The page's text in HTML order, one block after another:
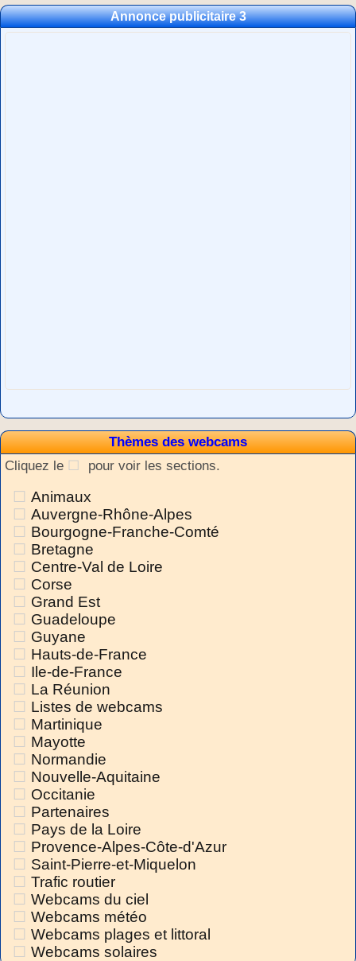
Annonce publicitaire 3
Thèmes des webcams
Cliquez le
pour voir les sections.
Animaux
Auvergne-Rhône-Alpes
Bourgogne-Franche-Comté
Bretagne
Centre-Val de Loire
Corse
Grand Est
Guadeloupe
Guyane
Hauts-de-France
Ile-de-France
La Réunion
Listes de webcams
Martinique
Mayotte
Normandie
Nouvelle-Aquitaine
Occitanie
Partenaires
Pays de la Loire
Provence-Alpes-Côte-d'Azur
Saint-Pierre-et-Miquelon
Trafic routier
Webcams du ciel
Webcams météo
Webcams plages et littoral
Webcams solaires